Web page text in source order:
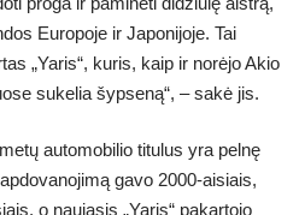
Europoje ir Japonijoje. Tai
„Yaris“, kuris, kaip ir norėjo Akio
sukelia šypseną“, – sakė jis.
automobilio titulus yra pelnę
gavo 2000-aisiais,
o naujasis „Yaris“ pakartojo